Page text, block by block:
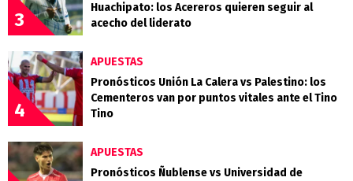
3
Huachipato: los Acereros quieren seguir al
acecho del liderato
4
APUESTAS
Pronósticos Unión La Calera vs Palestino: los
Cementeros van por puntos vitales ante el Tino
Tino
APUESTAS
Pronósticos Ñublense vs Universidad de